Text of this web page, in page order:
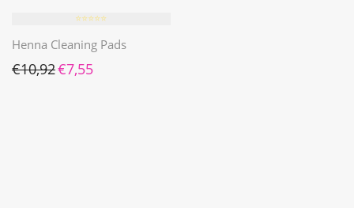
⭐️⭐️⭐️⭐️⭐️
Henna Cleaning Pads
€10,92 Ursprünglicher Preis war: €10,92
€7,55